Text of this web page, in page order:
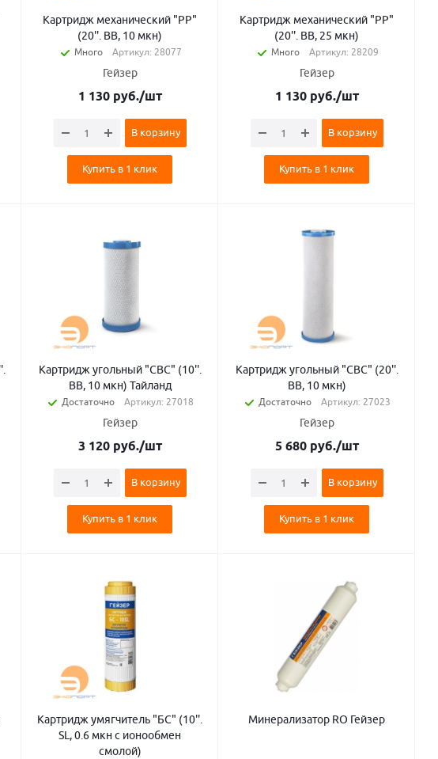
Картридж механический "PP"
(20''. BB, 10 мкн)
Много Артикул: 28077
Гейзер
1 130руб./шт
В корзину
Купить в 1 клик
Картридж механический "PP"
(20''. BB, 25 мкн)
Много Артикул: 28209
Гейзер
1 130руб./шт
В корзину
Купить в 1 клик
Картридж угольный "СВС" (10''.
BB, 10 мкн) Тайланд
Достаточно Артикул: 27018
Гейзер
3 120руб./шт
В корзину
Купить в 1 клик
Картридж угольный "СВС" (20''.
BB, 10 мкн)
Достаточно Артикул: 27023
Гейзер
5 680руб./шт
В корзину
Купить в 1 клик
Картридж умягчитель "БС" (10''.
SL, 0.6 мкн с ионообмен
смолой)
Минерализатор RO Гейзер